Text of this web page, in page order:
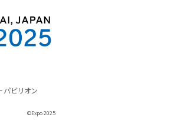
ビリオン
©Expo 2025